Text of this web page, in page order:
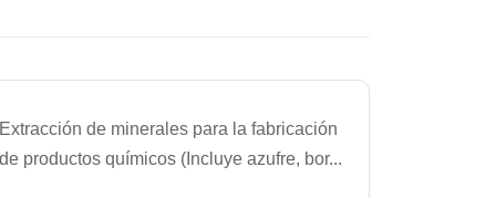
Extracción de minerales para la fabricación
de productos químicos (Incluye azufre, bor...